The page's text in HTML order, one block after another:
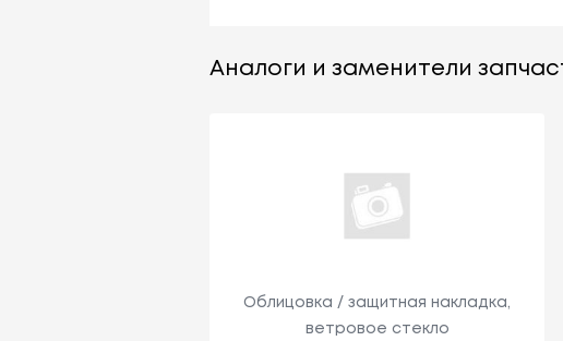
Аналоги и заменители
Облицовка / защитная накладка,
ветровое стекло